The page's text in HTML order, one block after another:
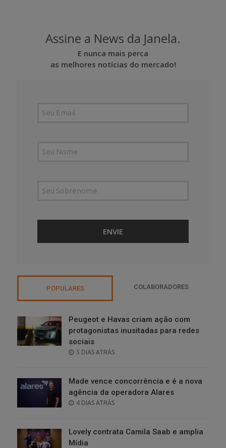
Assine a News da Janela.
E nunca mais perca
as melhores notícias do mercado!
POPULARES COLABORADORES
Peugeot e Havas criam ação com
protagonistas inusitadas para redes
sociais
POSTED
5 DIAS ATRÁS
Made vence concorrência e é a nova
agência da operadora Alares
POSTED
4 DIAS ATRÁS
Lovely contrata Camila Saab e amplia
Mídia